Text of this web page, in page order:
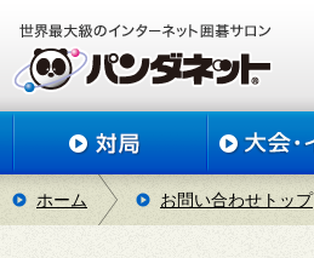
ホーム お問い合わせトップ